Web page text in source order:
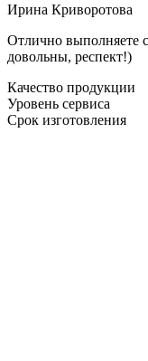
Ирина Криворотова
Отлично выполняете
довольны, респект!)
Качество продукции
Уровень сервиса
Срок изготовления